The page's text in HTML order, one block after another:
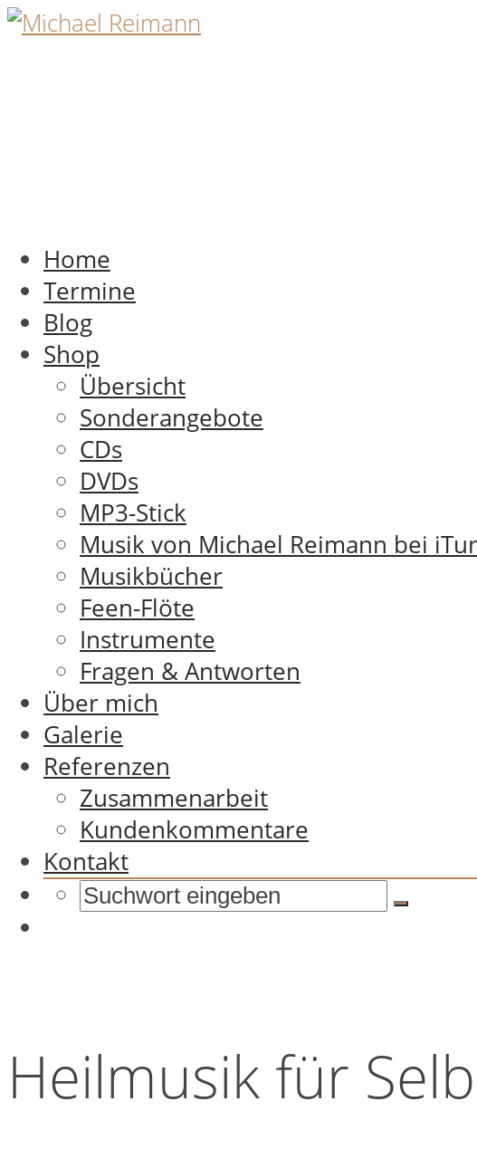
Home
Termine
Blog
Shop
Übersicht
Sonderangebote
CDs
DVDs
MP3-Stick
Musik von Michael Reimann bei
Musikbücher
Feen-Flöte
Instrumente
Fragen & Antworten
Über mich
Galerie
Referenzen
Zusammenarbeit
Kundenkommentare
Kontakt
Heilmusik für